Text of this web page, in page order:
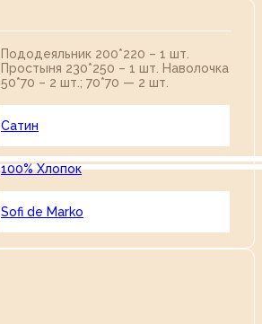
Пододеяльник 200*220 – 1 шт.
Простыня 230*250 – 1 шт. Наволочка
50*70 – 2 шт.; 70*70 — 2 шт.
Сатин
100% Хлопок
Sofi de Marko